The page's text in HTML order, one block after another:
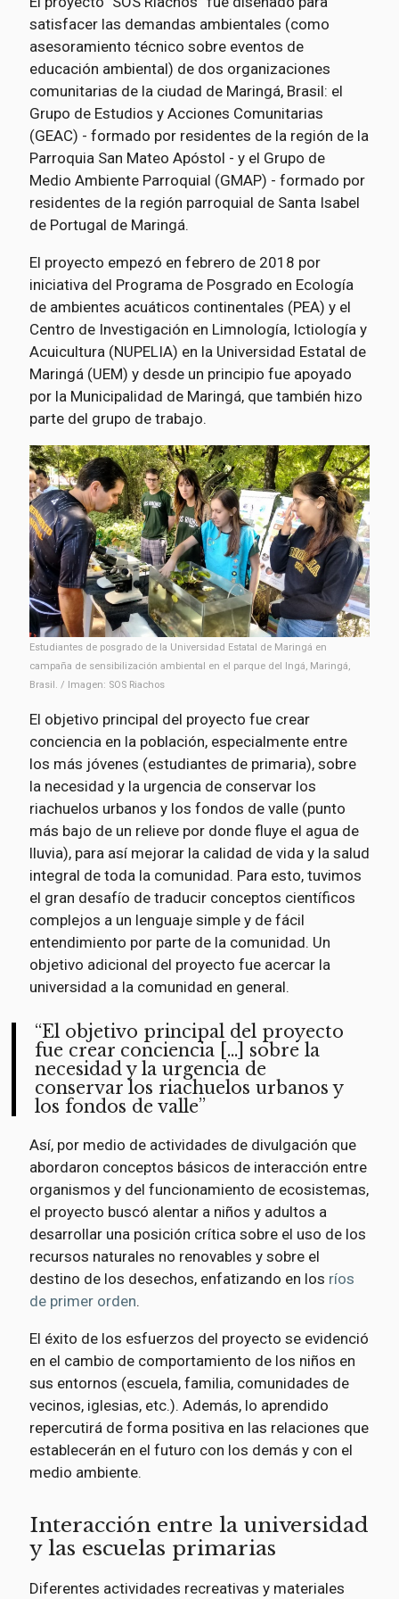
satisfacer las demandas ambientales (como
asesoramiento técnico sobre eventos de
educación ambiental) de dos organizaciones
comunitarias de la ciudad de Maringá, Brasil: el
Grupo de Estudios y Acciones Comunitarias
(GEAC) - formado por residentes de la región de la
Parroquia San Mateo Apóstol - y el Grupo de
Medio Ambiente Parroquial (GMAP) - formado por
residentes de la región parroquial de Santa Isabel
de Portugal de Maringá.
El proyecto empezó en febrero de 2018 por
iniciativa del Programa de Posgrado en Ecología
de ambientes acuáticos continentales (PEA) y el
Centro de Investigación en Limnología, Ictiología y
Acuicultura (NUPELIA) en la Universidad Estatal de
Maringá (UEM) y desde un principio fue apoyado
por la Municipalidad de Maringá, que también hizo
parte del grupo de trabajo.
Estudiantes de posgrado de la Universidad Estatal de Maringá en
campaña de sensibilización ambiental en el parque del Ingá, Maringá,
Brasil. / Imagen: SOS Riachos
El objetivo principal del proyecto fue crear
conciencia en la población, especialmente entre
los más jóvenes (estudiantes de primaria), sobre
la necesidad y la urgencia de conservar los
riachuelos urbanos y los fondos de valle (punto
más bajo de un relieve por donde fluye el agua de
lluvia), para así mejorar la calidad de vida y la salud
integral de toda la comunidad. Para esto, tuvimos
el gran desafío de traducir conceptos científicos
complejos a un lenguaje simple y de fácil
entendimiento por parte de la comunidad. Un
objetivo adicional del proyecto fue acercar la
universidad a la comunidad en general.
El objetivo principal del proyecto
fue crear conciencia […] sobre la
necesidad y la urgencia de
conservar los riachuelos urbanos y
los fondos de valle
Así, por medio de actividades de divulgación que
abordaron conceptos básicos de interacción entre
organismos y del funcionamiento de ecosistemas,
el proyecto buscó alentar a niños y adultos a
desarrollar una posición crítica sobre el uso de los
recursos naturales no renovables y sobre el
destino de los desechos, enfatizando en los ríos
de primer orden.
El éxito de los esfuerzos del proyecto se evidenció
en el cambio de comportamiento de los niños en
sus entornos (escuela, familia, comunidades de
vecinos, iglesias, etc.). Además, lo aprendido
repercutirá de forma positiva en las relaciones que
establecerán en el futuro con los demás y con el
medio ambiente.
Interacción entre la universidad
y las escuelas primarias
Diferentes actividades recreativas y materiales